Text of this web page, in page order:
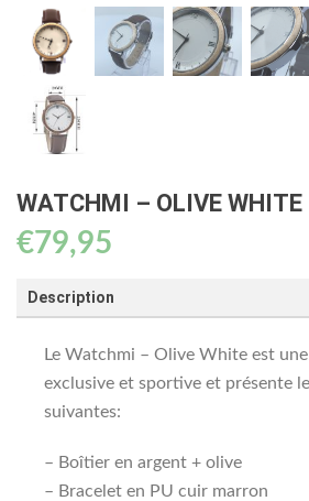
WATCHMI – OLIVE WHITE
€79,95
Description
Le Watchmi – Olive White est
exclusive et sportive et présente
suivantes:
– Boîtier en argent + olive
– Bracelet en PU cuir marron